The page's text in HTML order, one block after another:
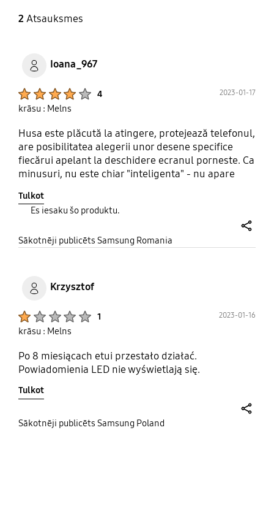
2 Atsauksmes
Ioana_967
4 2023-01-17
krāsu : Melns
Husa este plăcută la atingere, protejează telefonul,
are posibilitatea alegerii unor desene specifice
fiecărui apelant la deschidere ecranul porneste. Ca
minusuri, nu este chiar "inteligenta" - nu apare
răspunde la telefon, doar deschizând husa. Husa
de la Samsung S10 era într-adevăr inteligenta ,
poate ar fi bine sa se facă acel model si pentru S22.
Dar mie îmi plac doar husele tip carte, originale,
Tulkot
Es iesaku šo produktu.
Sākotnēji publicēts Samsung Romania
Krzysztof
1 2023-01-16
krāsu : Melns
Po 8 miesiącach etui przestało działać.
Powiadomienia LED nie wyświetlają się.
Tulkot
Sākotnēji publicēts Samsung Poland